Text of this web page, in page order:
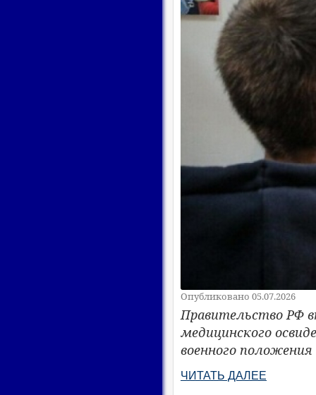
Опубликовано 05.07.2026
Правительство РФ
медицинского
военного положения
ЧИТАТЬ ДАЛЕЕ